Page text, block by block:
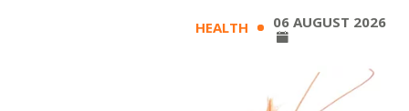
HEALTH 06 AUGUST 2026